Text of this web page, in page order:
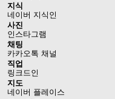
지식
네이버 지식인
사진
인스타그램
채팅
카카오톡 채널
직업
링크드인
지도
네이버 플레이스